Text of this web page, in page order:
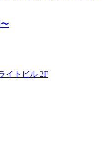
〜
イトビル 2F